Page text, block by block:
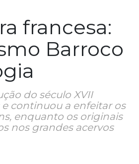
francesa:
Barroco
do século XVII
continuou a enfeitar os
enquanto os originais
nos grandes acervos